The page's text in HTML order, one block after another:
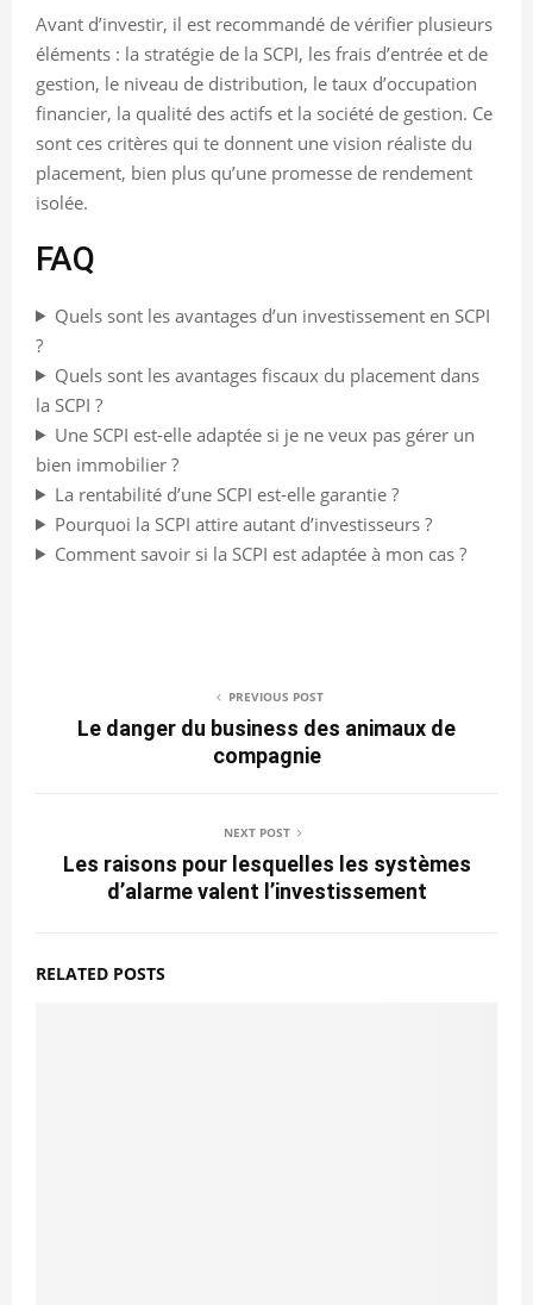
Avant d’investir, il est recommandé de vérifier plusieurs
éléments : la stratégie de la SCPI, les frais d’entrée et de
gestion, le niveau de distribution, le taux d’occupation
financier, la qualité des actifs et la société de gestion. Ce
sont ces critères qui te donnent une vision réaliste du
placement, bien plus qu’une promesse de rendement
isolée.
FAQ
Quels sont les avantages d’un investissement en SCPI
?
Quels sont les avantages fiscaux du placement dans
la SCPI ?
Une SCPI est-elle adaptée si je ne veux pas gérer un
bien immobilier ?
La rentabilité d’une SCPI est-elle garantie ?
Pourquoi la SCPI attire autant d’investisseurs ?
Comment savoir si la SCPI est adaptée à mon cas ?
PREVIOUS POST
Le danger du business des animaux de
compagnie
NEXT POST
Les raisons pour lesquelles les systèmes
d’alarme valent l’investissement
RELATED POSTS